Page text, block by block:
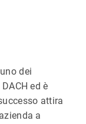
dei
ed è
attira
a